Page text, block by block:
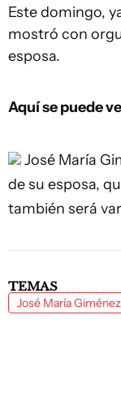
Este domingo,
mostró con
esposa.
Aquí se puede
José María
de su esposa,
también será
TEMAS
José María Giménez